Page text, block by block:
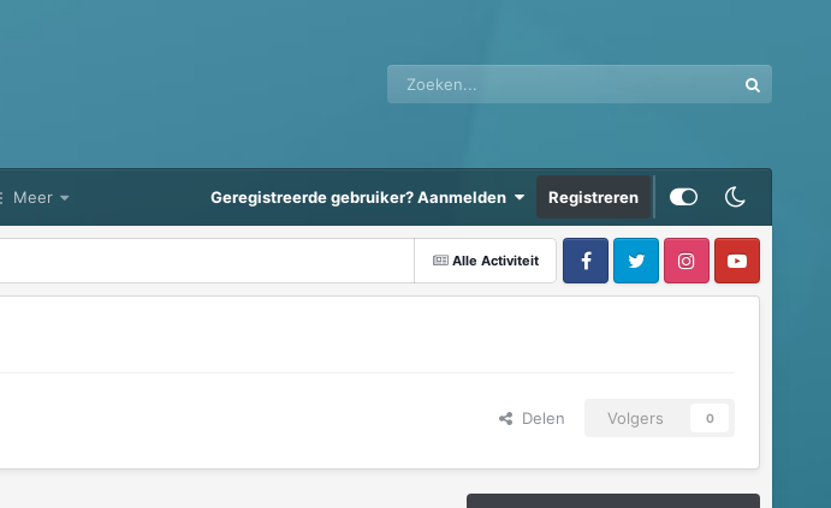
Meer Geregistreerde gebruiker? Aanmelden Registreren
Alle Activiteit
Delen Volgers 0